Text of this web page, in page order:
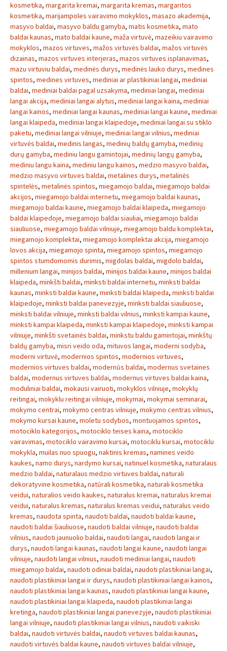
kosmetika, margarita kremai, margarita kremas, margaritos
kosmetika, marijampoles vairavimo mokyklos, masazo akademija,
masyvo baldai, masyvo baldu gamyba, matis kosmetika, mato
baldai kaunas, mato baldai kaune, maža virtuvė, mazeikiu vairavimo
mokyklos, mazos virtuves, mažos virtuvės baldai, mažos virtuvės
dizainas, mazos virtuves interjeras, mazos virtuves isplanavimas,
mazu virtuviu baldai, medinės durys, medinės lauko durys, medines
spintos, medines virtuves, mediniai ar plastikiniai langai, mediniai
baldai, mediniai baldai pagal uzsakyma, mediniai langai, mediniai
langai akcija, mediniai langai alytus, mediniai langai kaina, mediniai
langai kainos, mediniai langai kaunas, mediniai langai kaune, mediniai
langai klaipeda, mediniai langai klaipedoje, mediniai langai su stiklo
paketu, mediniai langai vilniuje, mediniai langai vilnius, mediniai
virtuvės baldai, medinis langas, medinių baldų gamyba, medinių
durų gamyba, mediniu langu gamintojai, medinių langų gamyba,
mediniu langu kaina, mediniu langu kainos, medzio masyvo baldai,
medzio masyvo virtuves baldai, metalines durys, metalinės
spintelės, metalinės spintos, miegamojo baldai, miegamojo baldai
akcijos, miegamojo baldai internetu, miegamojo baldai kaunas,
miegamojo baldai kaune, miegamojo baldai klaipeda, miegamojo
baldai klaipedoje, miegamojo baldai siauliai, miegamojo baldai
siauliuose, miegamojo baldai vilniuje, miegamojo baldu komplektai,
miegamojo komplektai, miegamojo komplektai akcija, miegamojo
lovos akcija, miegamojo spinta, miegamojo spintos, miegamojo
spintos stumdomomis durimis, migdolas baldai, migdolo baldai,
millenium langai, minijos baldai, minijos baldai kaune, minijos baldai
klaipeda, minkšti baldai, minksti baldai internetu, minksti baldai
kaunas, minksti baldai kaune, minksti baldai klaipeda, minksti baldai
klaipedoje, minksti baldai panevezyje, minksti baldai siauliuose,
minksti baldai vilniuje, minksti baldai vilnius, minksti kampai kaune,
minksti kampai klaipeda, minksti kampai klaipedoje, minksti kampai
vilniuje, minkšti svetainės baldai, minkstu baldu gamintojai, minkštų
baldų gamyba, misri veido oda, mituvos langai, moderni sodyba,
moderni virtuvė, modernios spintos, modernios virtuves,
modernios virtuves baldai, modernūs baldai, modernus svetaines
baldai, modernus virtuves baldai, modernus virtuves baldai kaina,
moduliniai baldai, mokausi vairuoti, mokyklos vilniuje, mokyklų
reitingai, mokyklu reitingai vilniuje, mokymai, mokymai seminarai,
mokymo centrai, mokymo centras vilniuje, mokymo centras vilnius,
mokymo kursai kaune, moletu sodybos, montuojamos spintos,
motociklo kategorijos, motociklo teises kaina, motociklo
vairavimas, motociklo vairavimo kursai, motociklu kursai, motociklu
mokykla, muilas nuo spuogu, naktinis kremas, namines veido
kaukes, namo durys, nardymo kursai, natinuel kosmetika, naturalaus
medzio baldai, naturalaus medzio virtuves baldai, naturali
dekoratyvine kosmetika, natūrali kosmetika, naturali kosmetika
veidui, naturalios veido kaukes, naturalus kremai, naturalus kremai
veidui, naturalus kremas, naturalus kremas veidui, naturalus veido
kremas, naudota spinta, naudoti baldai, naudoti baldai kaune,
naudoti baldai šiauliuose, naudoti baldai vilniuje, naudoti baldai
vilnius, naudoti jaunuolio baldai, naudoti langai, naudoti langai ir
durys, naudoti langai kaunas, naudoti langai kaune, naudoti langai
vilniuje, naudoti langai vilnius, naudoti mediniai langai, naudoti
miegamojo baldai, naudoti odiniai baldai, naudoti plastikiniai langai,
naudoti plastikiniai langai ir durys, naudoti plastikiniai langai kainos,
naudoti plastikiniai langai kaunas, naudoti plastikiniai langai kaune,
naudoti plastikiniai langai klaipeda, naudoti plastikiniai langai
kretinga, naudoti plastikiniai langai panevezyje, naudoti plastikiniai
langai vilniuje, naudoti plastikiniai langai vilnius, naudoti vaikiski
baldai, naudoti virtuvės baldai, naudoti virtuves baldai kaunas,
naudoti virtuvės baldai kaune, naudoti virtuves baldai vilniuje,